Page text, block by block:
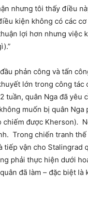
nhưng tôi thấy điều
kiện không có các
lợi hơn nhưng việc
phản công và tấn
lớn trong công
quân Nga đã yêu
muốn bị quân
được Kherson).
Trong chiến tranh
vận cho Stalingrad
phải thực hiện dưới
đã làm – đặc biệt